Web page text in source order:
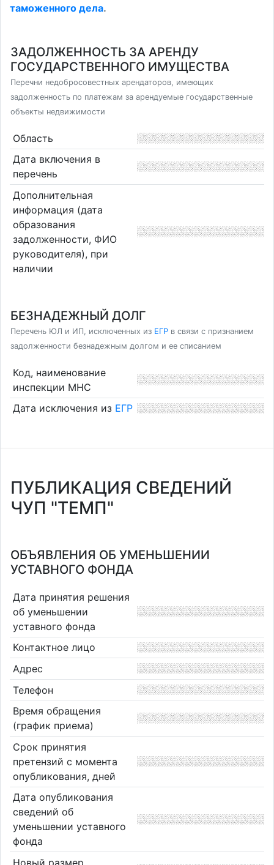
таможенного дела.
ЗАДОЛЖЕННОСТЬ ЗА АРЕНДУ
ГОСУДАРСТВЕННОГО ИМУЩЕСТВА
Перечни недобросовестных арендаторов, имеющих
задолженность по платежам за арендуемые государственные
объекты недвижимости
Область
Дата включения в
перечень
Дополнительная
информация (дата
образования
задолженности, ФИО
руководителя), при
наличии
БЕЗНАДЕЖНЫЙ ДОЛГ
Перечень ЮЛ и ИП, исключенных из ЕГР в связи с признанием
задолженности безнадежным долгом и ее списанием
Код, наименование
инспекции МНС
Дата исключения из ЕГР
ПУБЛИКАЦИЯ СВЕДЕНИЙ
ЧУП "ТЕМП"
ОБЪЯВЛЕНИЯ ОБ УМЕНЬШЕНИИ
УСТАВНОГО ФОНДА
Дата принятия решения
об уменьшении
уставного фонда
Контактное лицо
Адрес
Телефон
Время обращения
(график приема)
Срок принятия
претензий с момента
опубликования, дней
Дата опубликования
сведений об
уменьшении уставного
фонда
Новый размер